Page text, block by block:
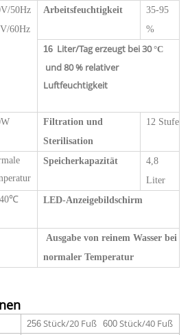
50Hz
60Hz
Arbeitsfeuchtigkeit
35-95
%
16 Liter/Tag erzeugt bei 30°C
und 80 % relativer
Luftfeuchtigkeit
Filtration und
Sterilisation
12 Stufe
Speicherkapazität
4,8
Liter
LED-Anzeigebildschirm
Ausgabe von reinem Wasser bei
normaler Temperatur
256 Stück/20 Fuß 600 Stück/40 Fuß